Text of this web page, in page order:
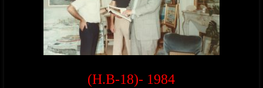
(H.B-18)- 1984